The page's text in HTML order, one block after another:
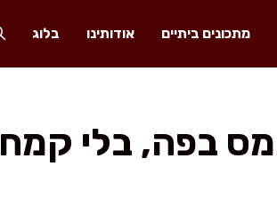
מתכונים ביתיים אודותינו בלוג
בפה, בלי קמח